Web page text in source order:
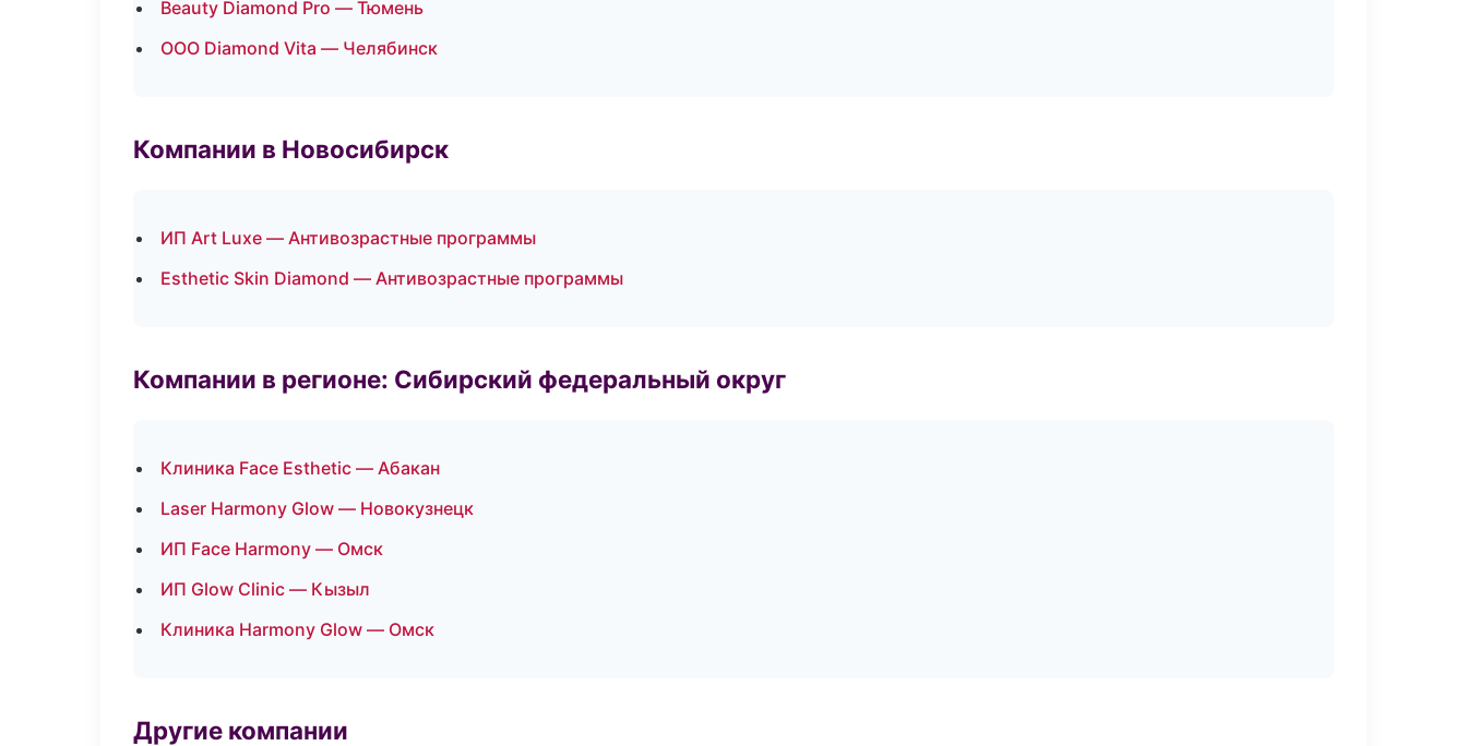
Beauty Diamond Pro — Тюмень
ООО Diamond Vita — Челябинск
Компании в Новосибирск
ИП Art Luxe — Антивозрастные программы
Esthetic Skin Diamond — Антивозрастные программы
Компании в регионе: Сибирский федеральный округ
Клиника Face Esthetic — Абакан
Laser Harmony Glow — Новокузнецк
ИП Face Harmony — Омск
ИП Glow Clinic — Кызыл
Клиника Harmony Glow — Омск
Другие компании